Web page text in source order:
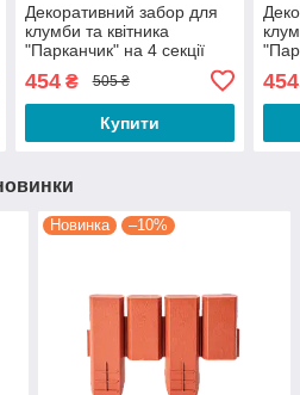
Декоративний забор для
клумби та квітника
"Парканчик" на 4 секції
454₴ 505 ₴
Купити
454
Новинка –10%